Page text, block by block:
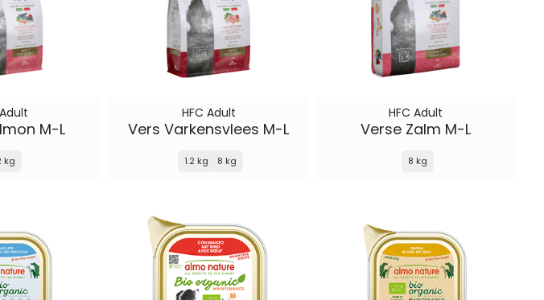
M-L
kg
HFC Adult
Vers Varkensvlees M-L
1.2 kg 8 kg
HFC Adult
Verse Zalm M-L
8 kg